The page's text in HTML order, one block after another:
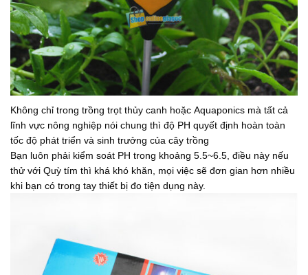
Không chỉ trong trồng trọt thủy canh hoặc Aquaponics mà tất cả
lĩnh vực nông nghiệp nói chung thì độ PH quyết định hoàn toàn
tốc độ phát triển và sinh trưởng của cây trồng
Bạn luôn phải kiểm soát PH trong khoảng 5.5~6.5, điều này nếu
thử với Quỳ tím thì khá khó khăn, mọi việc sẽ đơn gian hơn nhiều
khi bạn có trong tay thiết bị đo tiện dụng này.